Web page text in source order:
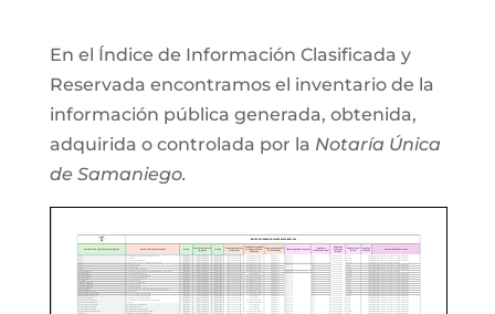
En el Índice de Información Clasificada y
Reservada encontramos el inventario de la
información pública generada, obtenida,
adquirida o controlada por la Notaría Única
de Samaniego.